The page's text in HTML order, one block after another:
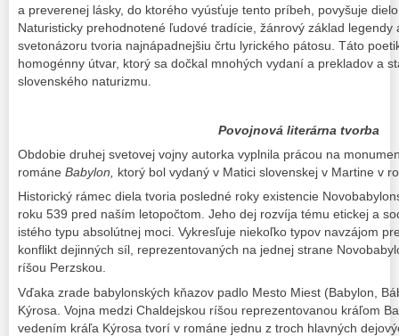
a preverenej lásky, do ktorého vyúsťuje tento príbeh, povyšuje
Naturisticky prehodnotené ľudové tradície, žánrový základ
svetonázoru tvoria najnápadnejšiu črtu lyrického pátosu. Táto
homogénny útvar, ktorý sa dočkal mnohých vydaní a prekladov a
slovenského naturizmu.
Povojnová literárna tvorba
Obdobie druhej svetovej vojny autorka vyplnila prácou na
románe Babylon, ktorý bol vydaný v Matici slovenskej v Martine v
Historický rámec diela tvoria posledné roky existencie
roku 539 pred naším letopočtom. Jeho dej rozvíja tému etickej a
istého typu absolútnej moci. Vykresľuje niekoľko typov navzájom
konflikt dejinných síl, reprezentovaných na jednej strane
ríšou Perzskou.
Vďaka zrade babylonských kňazov padlo Mesto Miest (Babylon,
Kýrosa. Vojna medzi Chaldejskou ríšou reprezentovanou kráľom
vedením kráľa Kýrosa tvorí v románe jednu z troch hlavných